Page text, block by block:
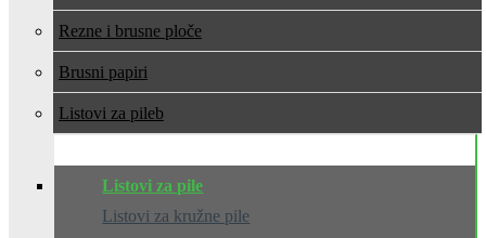
Rezne i brusne ploče
Brusni papiri
Listovi za pile
Listovi za pile
Listovi za kružne pile